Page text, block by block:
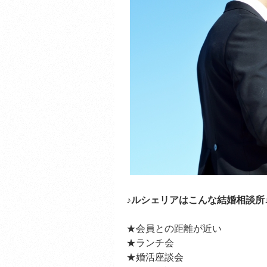
♪ルシェリアはこんな結婚相談所
★会員との距離が近い
★ランチ会
★婚活座談会